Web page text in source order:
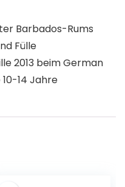
Barbados-Rums
Fülle
2013 beim German
14 Jahre